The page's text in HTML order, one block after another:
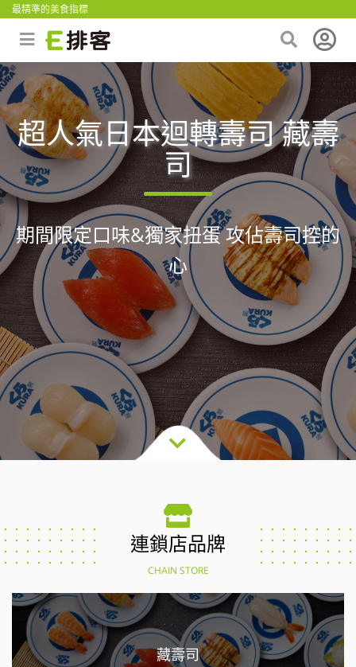
最精準的美食指標
超人氣日本迴轉壽司 藏壽
司
期間限定口味&獨家扭蛋 攻佔壽司控的
心
連鎖店品牌
CHAIN STORE
藏壽司